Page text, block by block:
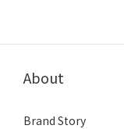
About
Brand Story